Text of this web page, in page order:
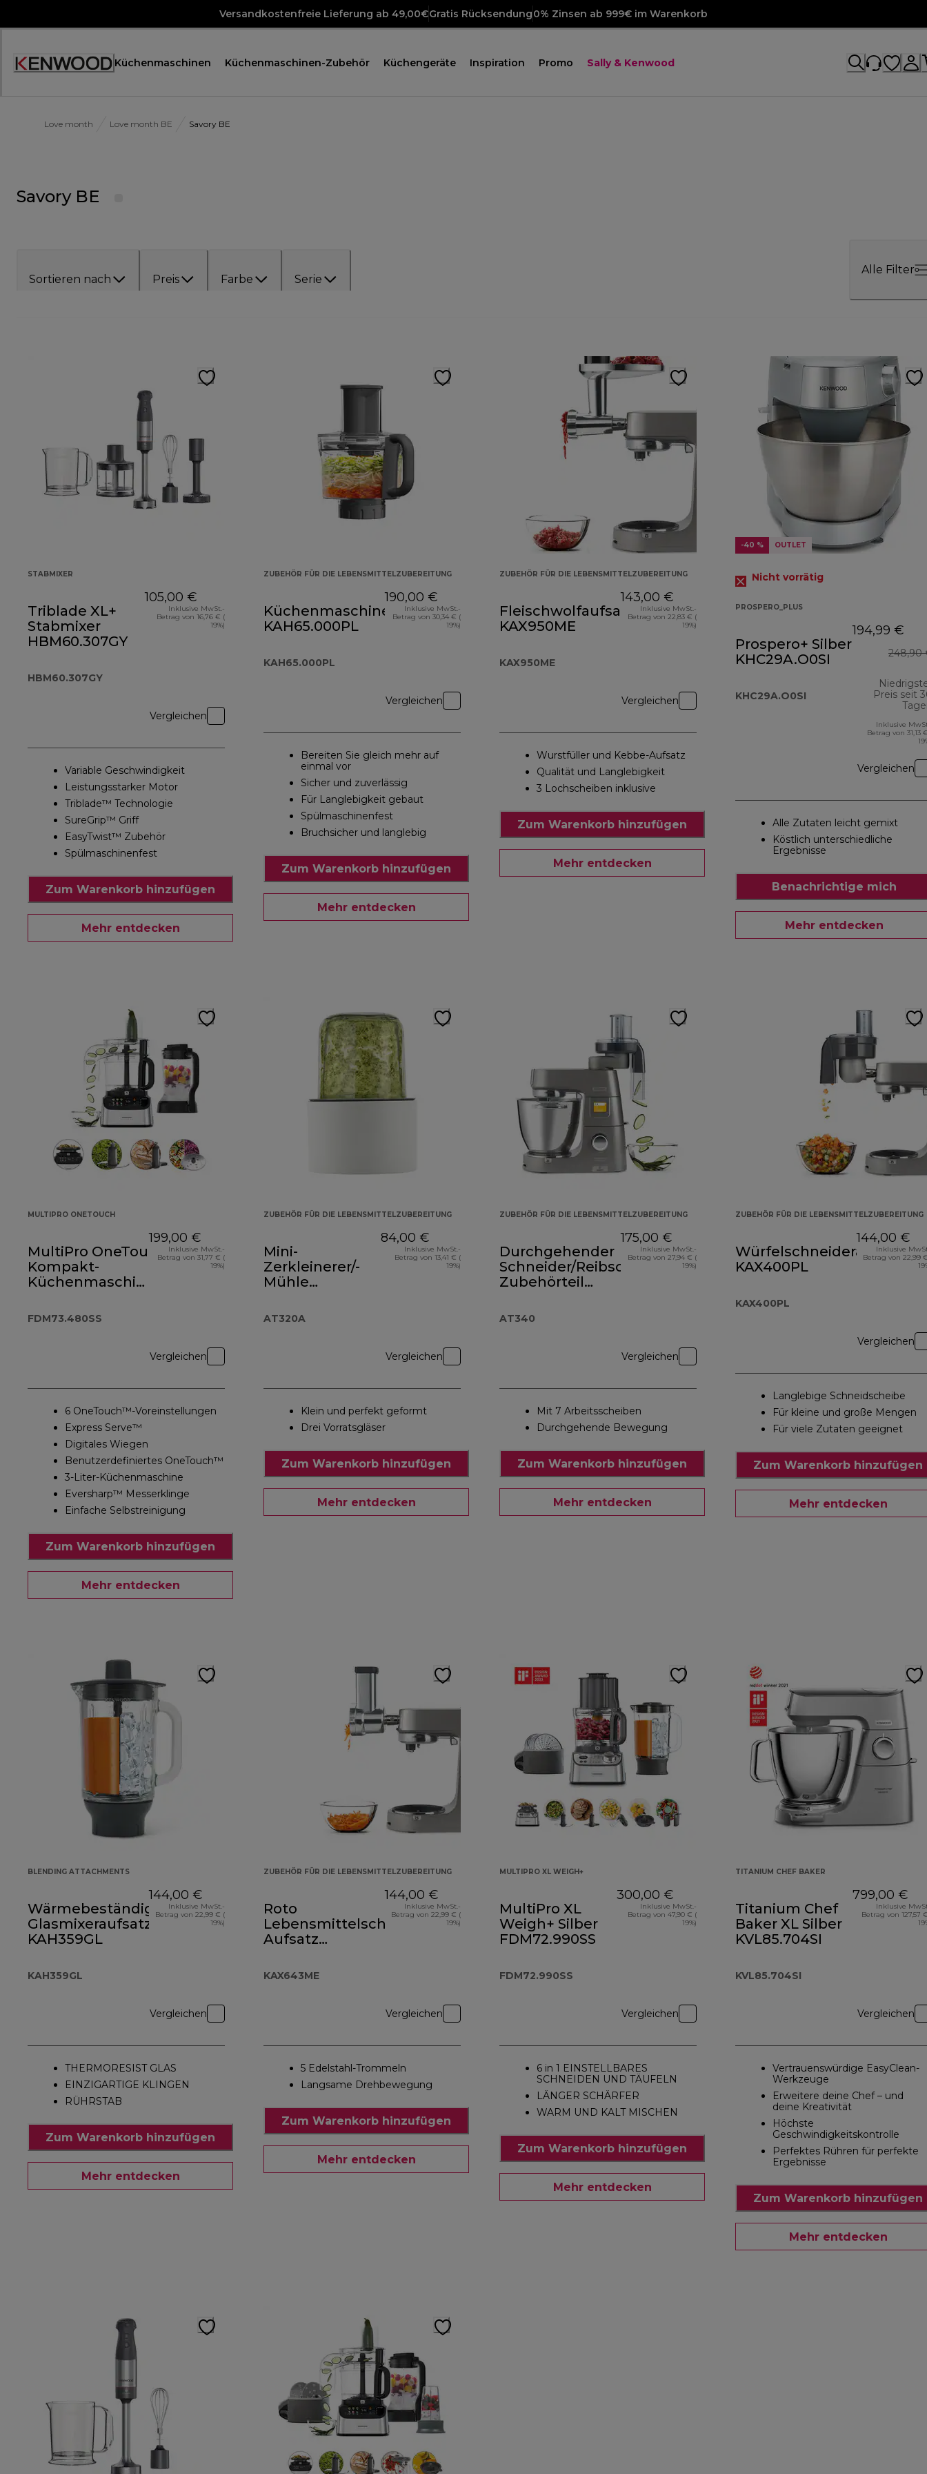
Versandkostenfreie Lieferung ab 49,00€Gratis Rücksendung0% Zinsen ab 999€ im Warenkorb
Accessibility
Küchenmaschinen Küchenmaschinen-Zubehör Küchengeräte Inspiration Promo Sally & Kenwood
Love month Love month BE Savory BE
Savory BE
Sortieren nach Preis Farbe Serie
Alle Filter
STABMIXER
Triblade XL+
Stabmixer
HBM60.307GY
HBM60.307GY
105,00 €
Inklusive MwSt.-
Betrag von 16,76 € (
19%)
Vergleichen
Variable Geschwindigkeit
Leistungsstarker Motor
Triblade™ Technologie
SureGrip™ Griff
EasyTwist™ Zubehör
Spülmaschinenfest
Zum Warenkorb hinzufügen
Mehr entdecken
ZUBEHÖR FÜR DIE LEBENSMITTELZUBEREITUNG
Küchenmaschinenaufsatz
KAH65.000PL
KAH65.000PL
190,00 €
Inklusive MwSt.-
Betrag von 30,34 € (
19%)
Vergleichen
Bereiten Sie gleich mehr auf
einmal vor
Sicher und zuverlässig
Für Langlebigkeit gebaut
Spülmaschinenfest
Bruchsicher und langlebig
Zum Warenkorb hinzufügen
Mehr entdecken
ZUBEHÖR FÜR DIE LEBENSMITTELZUBEREITUNG
Fleischwolfaufsatz
KAX950ME
KAX950ME
143,00 €
Inklusive MwSt.-
Betrag von 22,83 € (
19%)
Vergleichen
Wurstfüller und Kebbe-Aufsatz
Qualität und Langlebigkeit
3 Lochscheiben inklusive
Zum Warenkorb hinzufügen
Mehr entdecken
-40 % OUTLET
Nicht vorrätig
PROSPERO_PLUS
Prospero+ Silber
KHC29A.O0SI
KHC29A.O0SI
194,99 €
248,90
Preis seit
Inklusive
Betrag von 31,13
Vergleichen
Alle Zutaten leicht gemixt
Köstlich unterschiedliche
Ergebnisse
Benachrichtige mich
Mehr entdecken
MULTIPRO ONETOUCH
MultiPro OneTouch
Kompakt-
Küchenmaschine
FDM73.480SS
FDM73.480SS
199,00 €
Inklusive MwSt.-
Betrag von 31,77 € (
19%)
Vergleichen
6 OneTouch™-Voreinstellungen
Express Serve™
Digitales Wiegen
Benutzerdefiniertes OneTouch™
3-Liter-Küchenmaschine
Eversharp™ Messerklinge
Einfache Selbstreinigung
Zum Warenkorb hinzufügen
Mehr entdecken
ZUBEHÖR FÜR DIE LEBENSMITTELZUBEREITUNG
Mini-
Zerkleinerer/-
Mühle
AT320A
AT320A
84,00 €
Inklusive MwSt.-
Betrag von 13,41 € (
19%)
Vergleichen
Klein und perfekt geformt
Drei Vorratsgläser
Zum Warenkorb hinzufügen
Mehr entdecken
ZUBEHÖR FÜR DIE LEBENSMITTELZUBEREITUNG
Durchgehender
Schneider/Reibschnitzler
Zubehörteil
AT340
175,00 €
Inklusive MwSt.-
Betrag von 27,94 € (
19%)
Vergleichen
Mit 7 Arbeitsscheiben
Durchgehende Bewegung
Zum Warenkorb hinzufügen
Mehr entdecken
ZUBEHÖR FÜR DIE LEBENSMITTELZUBEREITUNG
Würfelschneideraufsatz
KAX400PL
KAX400PL
144,00 €
Inklusive
Betrag von 22,99
Vergleichen
Langlebige Schneidscheibe
Für kleine und große Mengen
Für viele Zutaten geeignet
Zum Warenkorb hinzufügen
Mehr entdecken
BLENDING ATTACHMENTS
Wärmebeständiger
Glasmixeraufsatz
KAH359GL
KAH359GL
144,00 €
Inklusive MwSt.-
Betrag von 22,99 € (
19%)
Vergleichen
THERMORESIST GLAS
EINZIGARTIGE KLINGEN
RÜHRSTAB
Zum Warenkorb hinzufügen
Mehr entdecken
ZUBEHÖR FÜR DIE LEBENSMITTELZUBEREITUNG
Roto
Lebensmittelschneider-
Aufsatz
KAX643ME
144,00 €
Inklusive MwSt.-
Betrag von 22,99 € (
19%)
Vergleichen
5 Edelstahl-Trommeln
Langsame Drehbewegung
Zum Warenkorb hinzufügen
Mehr entdecken
MULTIPRO XL WEIGH+
MultiPro XL
Weigh+ Silber
FDM72.990SS
FDM72.990SS
300,00 €
Inklusive MwSt.-
Betrag von 47,90 € (
19%)
Vergleichen
6 in 1 EINSTELLBARES
SCHNEIDEN UND TÄUFELN
LÄNGER SCHÄRFER
WARM UND KALT MISCHEN
Zum Warenkorb hinzufügen
Mehr entdecken
TITANIUM CHEF BAKER
Titanium Chef
Baker XL Silber
KVL85.704SI
KVL85.704SI
799,00 €
Inklusive
Betrag von 127,57
Vergleichen
Vertrauenswürdige EasyClean-
Werkzeuge
Erweitere deine Chef – und
deine Kreativität
Höchste
Geschwindigkeitskontrolle
Perfektes Rühren für perfekte
Ergebnisse
Zum Warenkorb hinzufügen
Mehr entdecken